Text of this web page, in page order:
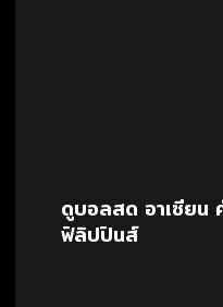
ดูบอลสด อาเซียน
ฟิลิปปินส์